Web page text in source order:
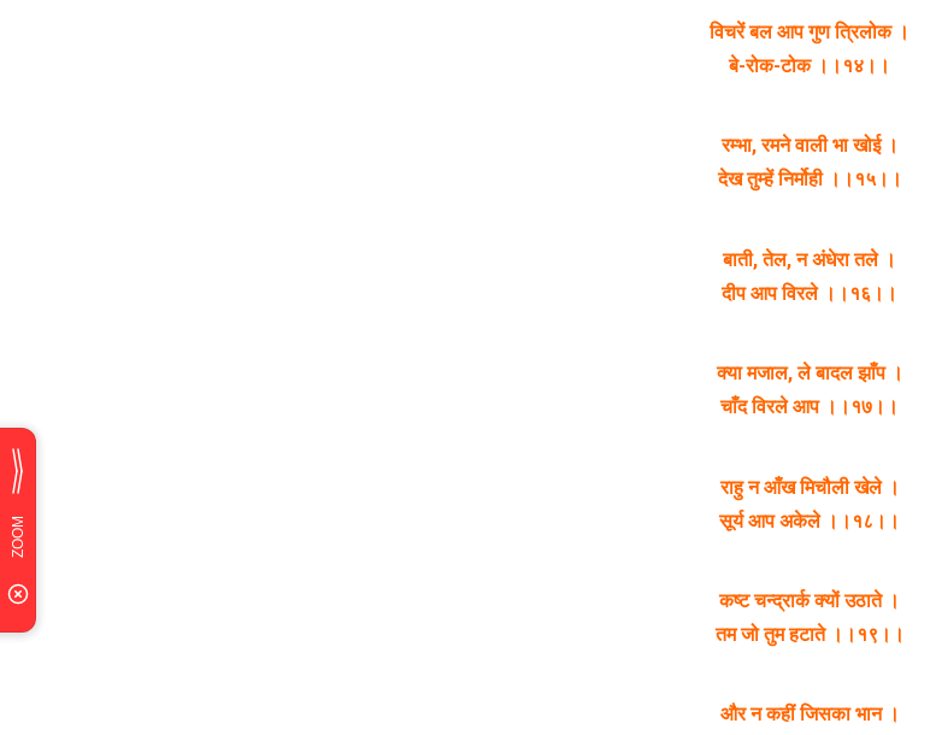
विचरें बल आप गुण त्रिलोक ।
बे-रोक-टोक ।।१४।।
रम्भा, रमने वाली भा खोई ।
देख तुम्हें निर्मोही ।।१५।।
बाती, तेल, न अंधेरा तले ।
दीप आप विरले ।।१६‌।‌।
क्या मजाल, ले बादल झाँप ।
चाँद विरले आप ।।१७।।
राहु न आँख मिचौली खेले ।
सूर्य आप अकेले ।।१८।।
कष्ट चन्द्रार्क क्यों उठाते ।
तम जो तुम हटाते ।।१९।।
और न कहीं जिसका भान ।